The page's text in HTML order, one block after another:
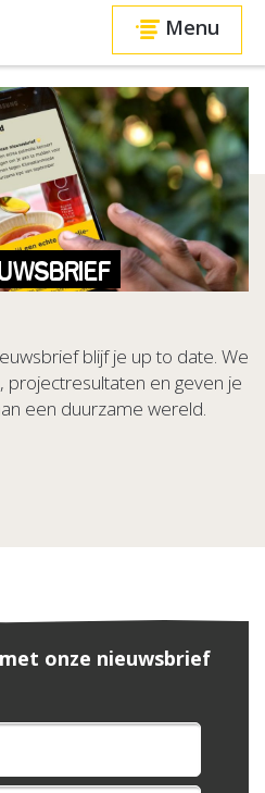
Menu
blijf je up to date. We
projectresultaten en geven je
een duurzame wereld.
onze nieuwsbrief